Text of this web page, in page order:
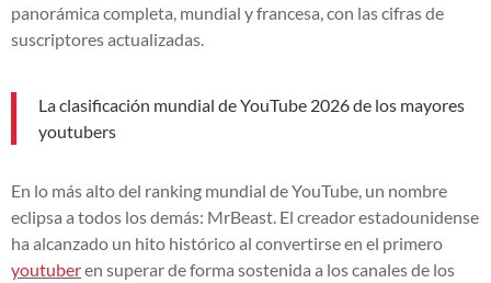
panorámica completa, mundial y francesa, con las cifras de
suscriptores actualizadas.
La clasificación mundial de YouTube 2026 de los mayores
youtubers
En lo más alto del ranking mundial de YouTube, un nombre
eclipsa a todos los demás: MrBeast. El creador estadounidense
ha alcanzado un hito histórico al convertirse en el primero
youtuberen superar de forma sostenida a los canales de los